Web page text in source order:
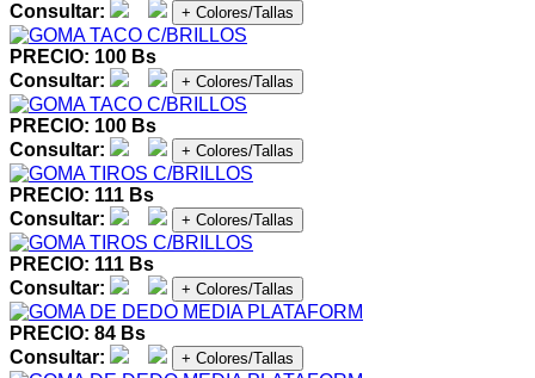
Consultar:
+ Colores/Tallas
PRECIO: 100 Bs
Consultar:
+ Colores/Tallas
PRECIO: 100 Bs
Consultar:
+ Colores/Tallas
PRECIO: 111 Bs
Consultar:
+ Colores/Tallas
PRECIO: 111 Bs
Consultar:
+ Colores/Tallas
PRECIO: 84 Bs
Consultar:
+ Colores/Tallas